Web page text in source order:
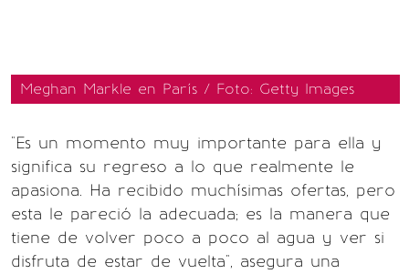
Meghan Markle en París / Foto: Getty Images
"Es un momento muy importante para ella y
significa su regreso a lo que realmente le
apasiona. Ha recibido muchísimas ofertas, pero
esta le pareció la adecuada; es la manera que
tiene de volver poco a poco al agua y ver si
disfruta de estar de vuelta", asegura una